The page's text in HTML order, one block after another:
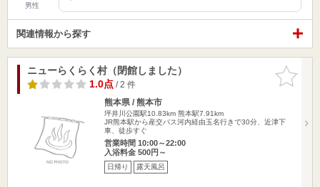
男性
関連情報から探す
お気に入
りに追加
ニューらくらく村（閉館しました）
1.0点/ 2 件
熊本県 / 熊本市
坪井川公園駅10.83km 熊本駅7.91km
JR熊本駅から産交バス河内経由玉名行きで30分、近津下
車、徒歩すぐ
営業時間 10:00～22:00
入浴料金 500円～
日帰り 露天風呂